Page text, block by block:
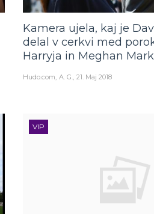
Kamera ujela, kaj je
delal v cerkvi med
Harryja in Meghan
Hudo.com A. G. 21. Maj 2018
VIP